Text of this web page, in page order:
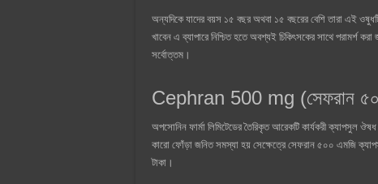
অন্যদিকে যাদের বয়স ১৫ বছর অথবা ১৫ বছরের বেশি তারা এই
খাবেন এ ব্যাপারে নিশ্চিত হতে অবশ্যই চিকিৎসকের সাথে পরামর্শ
সর্বোত্তম।
Cephran 500 mg (সেফরান
অপসোনিন ফার্মা লিমিটেডের তৈরিকৃত আরেকটি কার্যকরী ক্যাপসুল
কারো ফোঁড়া জনিত সমস্যা হয় সেক্ষেত্রে সেফরান ৫০০ এমজি
টাকা।